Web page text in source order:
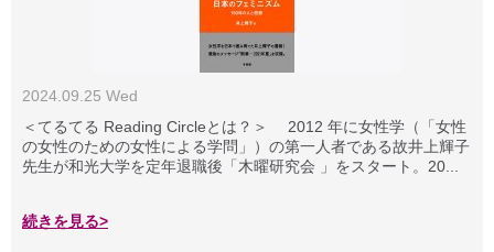
2024.09.25 Wed
＜てるてる Reading Circleとは？＞ 2012 年に女性学（「女性
の女性のための女性による学問」）の第一人者である故井上輝子
先生が和光大学を定年退職後「木曜研究会 」をスタート。20...
続きを見る>